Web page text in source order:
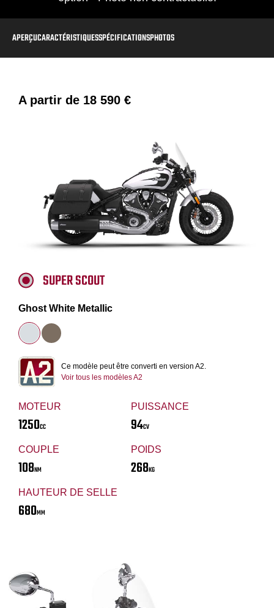
APERÇUCARACTÉRISTIQUESSPÉCIFICATIONSPHOTOS
A partir de 18 590 €
MOTEUR
1250CC
PUISSANCE
94CV
COUPLE
108NM
POIDS
268KG
HAUTEUR DE SELLE
680MM
SUPER SCOUT
Ghost White Metallic
Ce modèle peut être converti en version A2.
Voir tous les modèles A2